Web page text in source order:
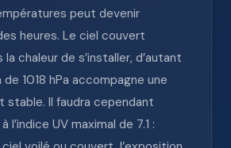
peut devenir
heures. Le ciel couvert
la chaleur de s’installer, d’autant
1018 hPa accompagne une
Il faudra cependant
UV maximal de 7.1 :